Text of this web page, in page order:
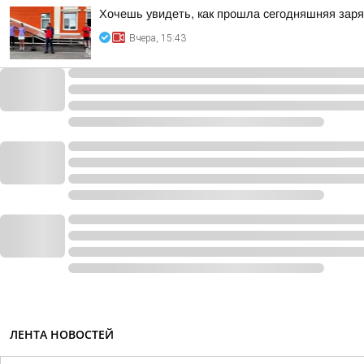
Хочешь увидеть, как прошла сегодняшняя
Вчера, 15:43
ЛЕНТА НОВОСТЕЙ